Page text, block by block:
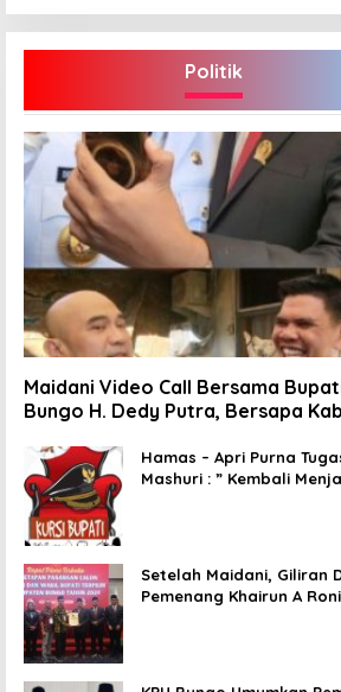
Politik
Maidani Video Call Bersama
Bungo H. Dedy Putra, Bersapa
Hamas – Apri Purna
Mashuri : ” Kembali
Setelah Maidani, Giliran
Pemenang Khairun A Roni